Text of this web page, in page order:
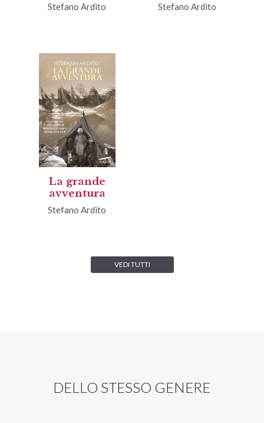
Stefano Ardito Stefano Ardito
La grande
avventura
Stefano Ardito
VEDI TUTTI
DELLO STESSO GENERE